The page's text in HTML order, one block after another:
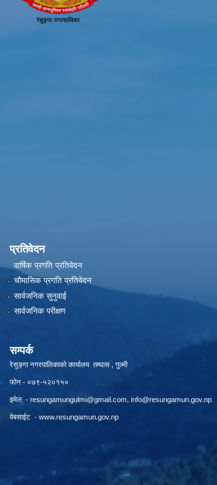
प्रतिवेदन
वार्षिक प्रगति प्रतिवेदन
चौमासिक प्रगति प्रतिवेदन
सार्वजनिक सुनुवाई
सार्वजनिक परीक्षण
सम्पर्क
रेसुङ्गा नगरपालिकाको कार्यालय तम्घास , गुल्मी
फोन - ०७९-५२०१५०
इमेल - resungamungulmi@gmail.com, info@resungamun.gov.np
वेबसाईट - www.resungamun.gov.np